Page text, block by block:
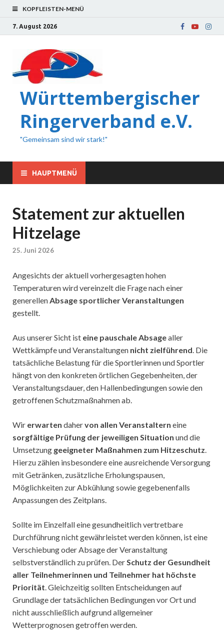
KOPFLEISTEN-MENÜ
7. August 2026
Württembergischer
Ringerverband e.V.
"Gemeinsam sind wir stark!"
HAUPTMENÜ
Statement zur aktuellen
Hitzelage
25. Juni 2026
Angesichts der aktuell vorhergesagten hohen
Temperaturen wird vereinzelt die Frage nach einer
generellenAbsage sportlicher Veranstaltungen
gestellt.
Aus unserer Sicht ist eine pauschale Absagealler
Wettkämpfe und Veranstaltungen nicht zielführend. Die
tatsächliche Belastung für die Sportlerinnen und Sportler
hängt von den konkreten örtlichen Gegebenheiten, der
Veranstaltungsdauer, den Hallenbedingungen sowie den
getroffenen Schutzmaßnahmen ab.
Wir erwarten dahervon allen Veranstaltern eine
sorgfältige Prüfung der jeweiligen Situation und die
Umsetzung geeigneter Maßnahmen zum Hitzeschutz.
Hierzu zählen insbesondere eine ausreichende Versorgung
mit Getränken, zusätzliche Erholungspausen,
Möglichkeiten zur Abkühlung sowie gegebenenfalls
Anpassungen des Zeitplans.
Sollte im Einzelfall eine gesundheitlich vertretbare
Durchführung nicht gewährleistet werden können, ist eine
Verschiebung oder Absage der Veranstaltung
selbstverständlich zu prüfen. DerSchutz der Gesundheit
aller Teilnehmerinnen und Teilnehmer hat höchste
Priorität. Gleichzeitig sollten Entscheidungen auf
Grundlage der tatsächlichen Bedingungen vor Ort und
nicht ausschließlich aufgrund allgemeiner
Wetterprognosen getroffen werden.